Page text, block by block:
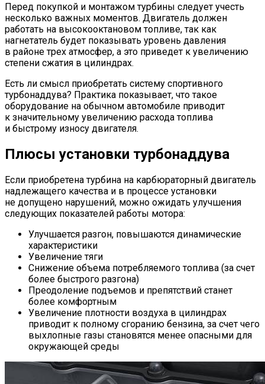
Перед покупкой и монтажом турбины следует учесть
несколько важных моментов. Двигатель должен
работать на высокооктановом топливе, так как
нагнетатель будет показывать уровень давления
в районе трех атмосфер, а это приведет к увеличению
степени сжатия в цилиндрах.
Есть ли смысл приобретать систему спортивного
турбонаддува? Практика показывает, что такое
оборудование на обычном автомобиле приводит
к значительному увеличению расхода топлива
и быстрому износу двигателя.
Плюсы установки турбонаддува
Если приобретена турбина на карбюраторный двигатель
надлежащего качества и в процессе установки
не допущено нарушений, можно ожидать улучшения
следующих показателей работы мотора:
Улучшается разгон, повышаются динамические
характеристики
Увеличение тяги
Снижение объема потребляемого топлива (за счет
более быстрого разгона)
Преодоление подъемов и препятствий станет
более комфортным
Увеличение плотности воздуха в цилиндрах
приводит к полному сгоранию бензина, за счет чего
выхлопные газы становятся менее опасными для
окружающей среды